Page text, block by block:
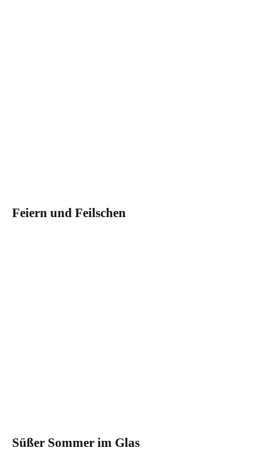
Feiern und Feilschen
Süßer Sommer im Glas